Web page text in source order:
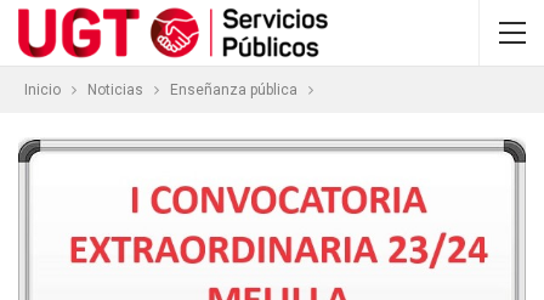
Inicio Noticias Enseñanza pública